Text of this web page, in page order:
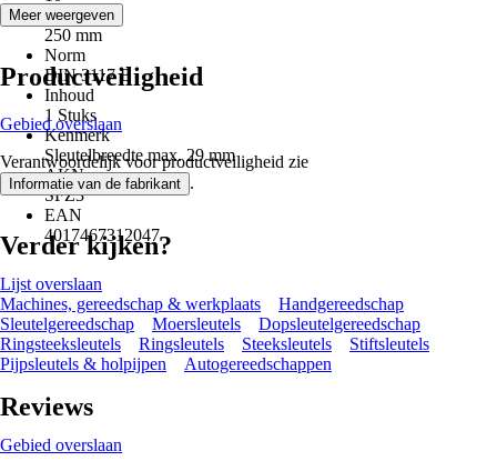
Lengte
250 mm
Norm
DIN 3117 B
Inhoud
1 Stuks
Kenmerk
Sleutelbreedte max. 29 mm
AKN
SFZ3
EAN
4017467312047
Meer weergeven
Productveiligheid
Gebied overslaan
Verantwoordelijk voor productveiligheid zie
Informatie van de fabrikant .
Verder kijken?
Lijst overslaan
Machines, gereedschap & werkplaats
Handgereedschap
Sleutelgereedschap
Moersleutels
Dopsleutelgereedschap
Ringsteeksleutels
Ringsleutels Steeksleutels
Stiftsleutels
Pijpsleutels & holpijpen
Autogereedschappen
Reviews
Gebied overslaan